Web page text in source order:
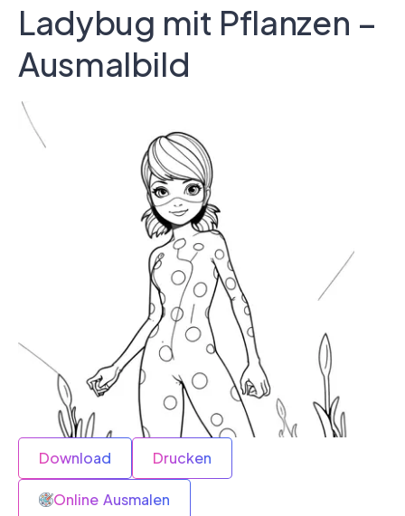
Ladybug mit Pflanzen –
Ausmalbild
Download Drucken
Online Ausmalen